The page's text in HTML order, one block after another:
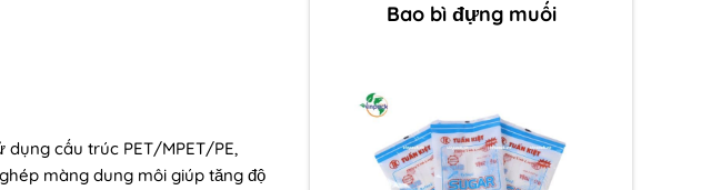
cấu trúc PET/MPET/PE,
màng dung môi giúp tăng độ
Bao bì đựng muối